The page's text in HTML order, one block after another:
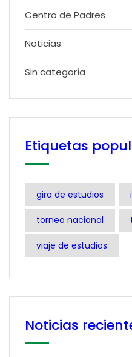
Centro de Padres
Noticias
Sin categoría
Etiquetas
gira de estudios
torneo nacional
viaje de estudios
Noticias